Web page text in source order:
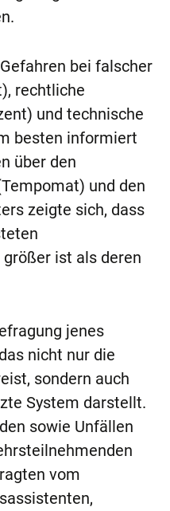
bei falscher
rechtliche
und technische
besten informiert
über den
und den
zeigte sich, dass
ist als deren
jenes
nicht nur die
sondern auch
System darstellt.
sowie Unfällen
vom